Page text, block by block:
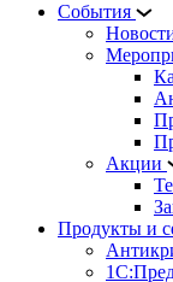
События
Акции
Продукты и